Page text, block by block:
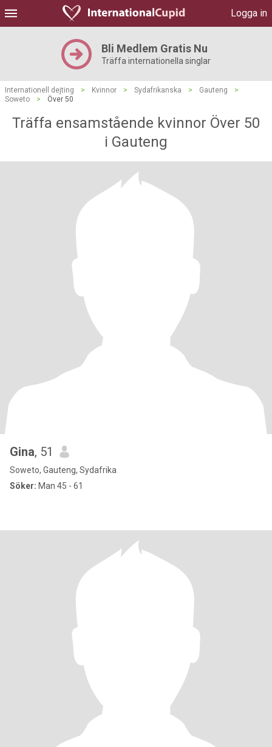
Logga in
Bli Medlem Gratis Nu
Träffa internationella singlar
Internationell dejting > Kvinnor > Sydafrikanska > Gauteng
>
Soweto
> Över 50
Träffa ensamstående kvinnor Över 50
i Gauteng
Gina, 51
Soweto, Gauteng, Sydafrika
Söker: Man 45 - 61